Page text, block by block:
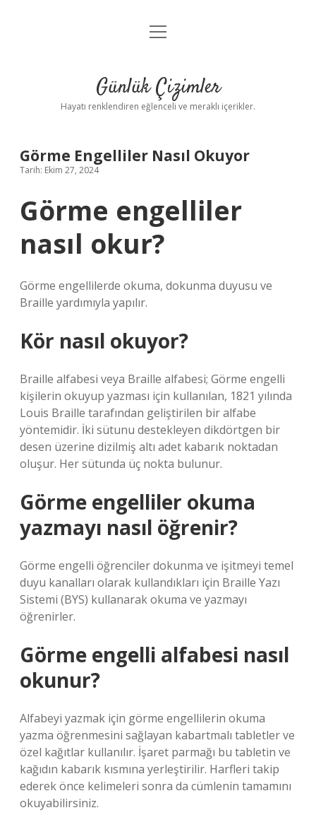
Anasayfa
Yasal Uyarı
menüyü
Günlük Çizimler
Hayatı renklendiren eğlenceli ve meraklı içerikler.
Görme Engelliler Nasıl Okuyor
Tarih: Ekim 27, 2024
Görme engelliler
nasıl okur?
Görme engellilerde okuma, dokunma duyusu ve
Braille yardımıyla yapılır.
Kör nasıl okuyor?
Braille alfabesi veya Braille alfabesi; Görme engelli
kişilerin okuyup yazması için kullanılan, 1821 yılında
Louis Braille tarafından geliştirilen bir alfabe
yöntemidir. İki sütunu destekleyen dikdörtgen bir
desen üzerine dizilmiş altı adet kabarık noktadan
oluşur. Her sütunda üç nokta bulunur.
Görme engelliler okuma
yazmayı nasıl öğrenir?
Görme engelli öğrenciler dokunma ve işitmeyi temel
duyu kanalları olarak kullandıkları için Braille Yazı
Sistemi (BYS) kullanarak okuma ve yazmayı
öğrenirler.
Görme engelli alfabesi nasıl
okunur?
Alfabeyi yazmak için görme engellilerin okuma
yazma öğrenmesini sağlayan kabartmalı tabletler ve
özel kağıtlar kullanılır. İşaret parmağı bu tabletin ve
kağıdın kabarık kısmına yerleştirilir. Harfleri takip
ederek önce kelimeleri sonra da cümlenin tamamını
okuyabilirsiniz.